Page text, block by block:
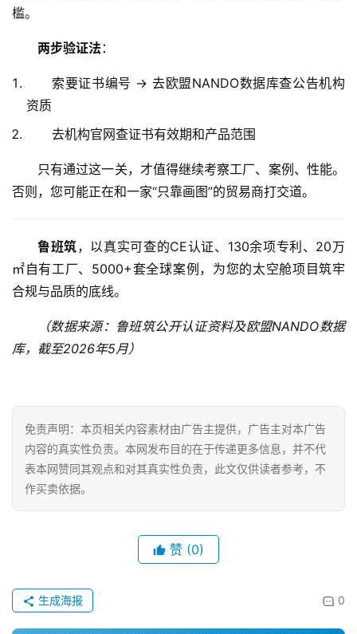
槛。
两步验证法 ：
索要证书编号 → 去欧盟NANDO数据库查公告机构
资质
去机构官网查证书有效期和产品范围
只有通过这一关，才值得继续考察工厂、案例、性能。
否则，您可能正在和一家“只靠画图”的贸易商打交道。
鲁班筑，以真实可查的CE认证、130余项专利、20万
㎡自有工厂、5000+套全球案例，为您的太空舱项目筑牢
合规与品质的底线。
（数据来源：鲁班筑公开认证资料及欧盟NANDO数据
库，截至2026年5月）
免责声明：本页相关内容素材由广告主提供，广告主对本广告
内容的真实性负责。本网发布目的在于传递更多信息，并不代
表本网赞同其观点和对其真实性负责，此文仅供读者参考，不
作买卖依据。
赞 (0)
0
生成海报